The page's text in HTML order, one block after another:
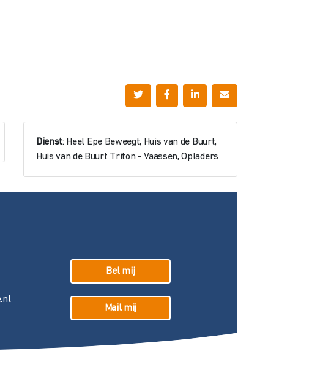
Dienst: Heel Epe Beweegt, Huis van de Buurt,
Huis van de Buurt Triton - Vaassen, Opladers
Bel mij
Mail mij